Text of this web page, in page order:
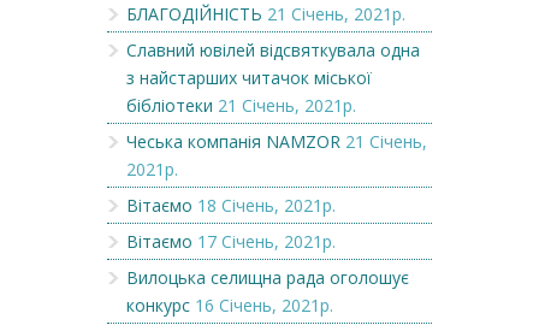
БЛАГОДІЙНІСТЬ 21 Січень, 2021р.
Славний ювілей відсвяткувала одна
з найстарших читачок міської
бібліотеки 21 Січень, 2021р.
Чеська компанія NAMZOR 21 Січень,
2021р.
Вітаємо 18 Січень, 2021р.
Вітаємо 17 Січень, 2021р.
Вилоцька селищна рада оголошує
конкурс 16 Січень, 2021р.